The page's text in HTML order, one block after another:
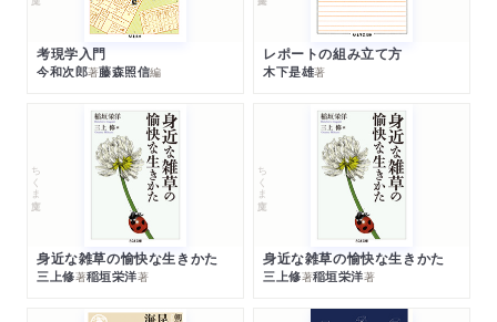
考現学入門
今和次郎著藤森照信編
レポートの組み立て方
木下是雄著
ちくま文庫
身近な雑草の愉快な生きかた
三上修著稲垣栄洋著
ちくま文庫
身近な雑草の愉快な生きかた
三上修著稲垣栄洋著